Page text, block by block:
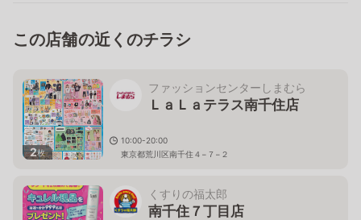
この店舗の近くのチラシ
2枚
ファッションセンターしまむら
ＬａＬａテラス南千住店
10:00-20:00
東京都荒川区南千住４−７−２
くすりの福太郎
南千住７丁目店